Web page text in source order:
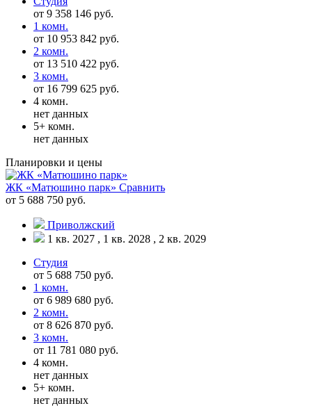
от 9 358 146 руб.
1 комн.
от 10 953 842 руб.
2 комн.
от 13 510 422 руб.
3 комн.
от 16 799 625 руб.
4 комн.
нет данных
5+ комн.
нет данных
Планировки и цены
ЖК «Матюшино парк» Сравнить
от 5 688 750 руб.
Приволжский
1 кв. 2027 , 1 кв. 2028 , 2 кв. 2029
Студия
от 5 688 750 руб.
1 комн.
от 6 989 680 руб.
2 комн.
от 8 626 870 руб.
3 комн.
от 11 781 080 руб.
4 комн.
нет данных
5+ комн.
нет данных